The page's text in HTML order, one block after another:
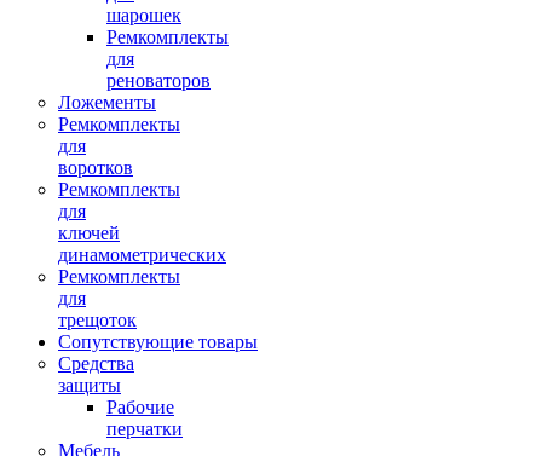
шарошек
Ремкомплекты
для
реноваторов
Ложементы
Ремкомплекты
для
воротков
Ремкомплекты
для
ключей
динамометрических
Ремкомплекты
для
трещоток
Сопутствующие товары
Средства
защиты
Рабочие
перчатки
Мебель